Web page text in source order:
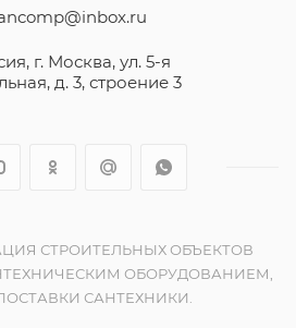
г. Москва, ул. 5-я
д. 3, строение 3
СТРОИТЕЛЬНЫХ ОБЪЕКТОВ
ОБОРУДОВАНИЕМ,
САНТЕХНИКИ.